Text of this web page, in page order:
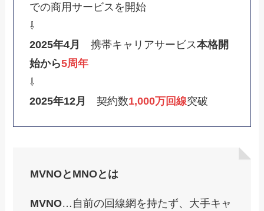
での商用サービスを開始
⇩
2025年4月
携帯キャリアサービス本格開
始から5周年
⇩
2025年12月
契約数1,000万回線突破
MVNOとMNOとは
MVNO…自前の回線網を持たず、大手キャ